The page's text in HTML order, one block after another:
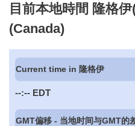
目前本地時間 隆格
(Canada)
Current time in 隆格伊
--:-- EDT
GMT偏移 - 当地时间与GMT的